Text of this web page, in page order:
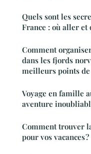
Quels sont les
France : où aller et
Comment
dans les fjords
meilleurs points de
Voyage en famille
aventure
Comment trouver
pour vos vacances ?